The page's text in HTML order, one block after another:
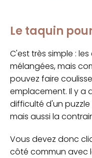
Le taquin
C'est très simple :
mélangées, mais
pouvez faire
emplacement. Il y a
difficulté d'un
mais aussi la
Vous devez donc
côté commun avec